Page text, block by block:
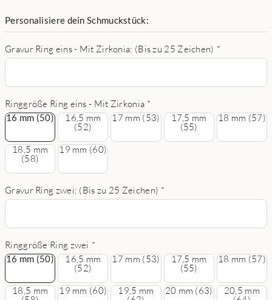
Personalisiere dein Schmuckstück:
Gravur Ring eins - Mit Zirkonia: (Bis zu 25 Zeichen) *
Ringgröße Ring eins - Mit Zirkonia *
16 mm (50)
16 mm (50)
16,5 mm
(52)
17 mm (53)
17,5 mm
(55)
18 mm (57)
18,5 mm
(58)
19 mm (60)
Gravur Ring zwei: (Bis zu 25 Zeichen) *
Ringgröße Ring zwei *
16 mm (50)
16 mm (50)
16,5 mm
(52)
17 mm (53)
17,5 mm
(55)
18 mm (57)
18,5 mm
19 mm (60)
19,5 mm
20 mm (63)
20,5 mm